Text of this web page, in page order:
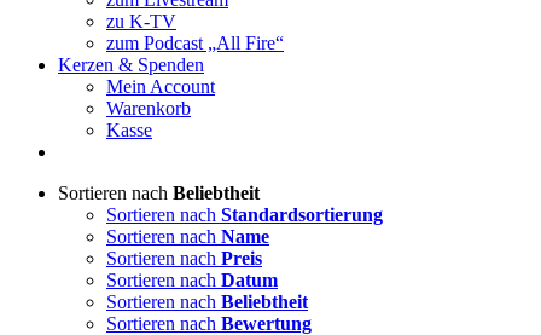
zu K-TV
zum Podcast „All Fire“
Kerzen & Spenden
Mein Account
Warenkorb
Kasse
Sortieren nach Beliebtheit
Sortieren nach Standardsortierung
Sortieren nach Name
Sortieren nach Preis
Sortieren nach Datum
Sortieren nach Beliebtheit
Sortieren nach Bewertung